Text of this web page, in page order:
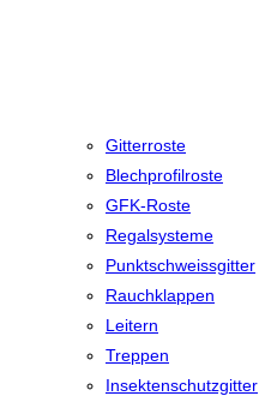
Gitterroste
Blechprofilroste
GFK-Roste
Regalsysteme
Punktschweissgitter
Rauchklappen
Leitern
Treppen
Insektenschutzgitter